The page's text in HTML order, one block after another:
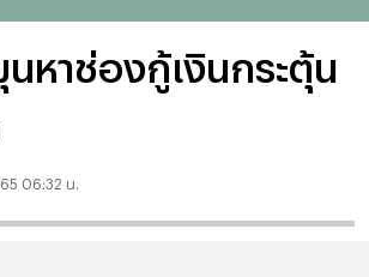
หาช่องกู้เงินกระตุ้น
06:32 น.